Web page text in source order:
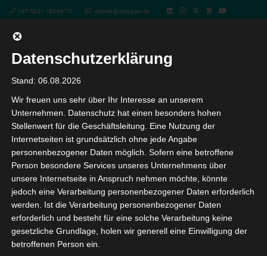
+49 5251 18040-70 vertrieb@octogate.de
SCHULBAU Frankfurt
« Alle Veranstaltungen
Diese Veranstaltung hat bereits stattgefunden.
SCHULBAU Frankfurt
6. April 2022 8:00-7. April 2022 17:00
Die SCHULBAU – Internationaler Salon und Messe für
den Bildungsbau ist europaweit die Messe, die sich mit
Datenschutzerklärung
Stand: 06.08.2026
Wir freuen uns sehr über Ihr Interesse an unserem
Unternehmen. Datenschutz hat einen besonders hohen
Stellenwert für die Geschäftsleitung. Eine Nutzung der
Internetseiten ist grundsätzlich ohne jede Angabe
personenbezogener Daten möglich. Sofern eine betroffene
Person besondere Services unseres Unternehmens über
unsere Internetseite in Anspruch nehmen möchte, könnte
jedoch eine Verarbeitung personenbezogener Daten erforderlich
werden. Ist die Verarbeitung personenbezogener Daten
erforderlich und besteht für eine solche Verarbeitung keine
gesetzliche Grundlage, holen wir generell eine Einwilligung der
betroffenen Person ein.